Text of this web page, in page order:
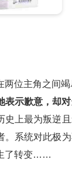
位主角之间
表示歉意，却
史上最为叛逆
。系统对此极
了转变……